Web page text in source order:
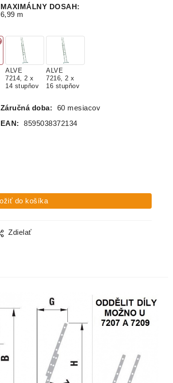
MAXIMÁLNY DOSAH :
6,99 m
ALVE
7214, 2 x
14 stupňov
ALVE
7216, 2 x
16 stupňov
Záručná doba:
60 mesiacov
EAN: 8595038372134
Zdielať